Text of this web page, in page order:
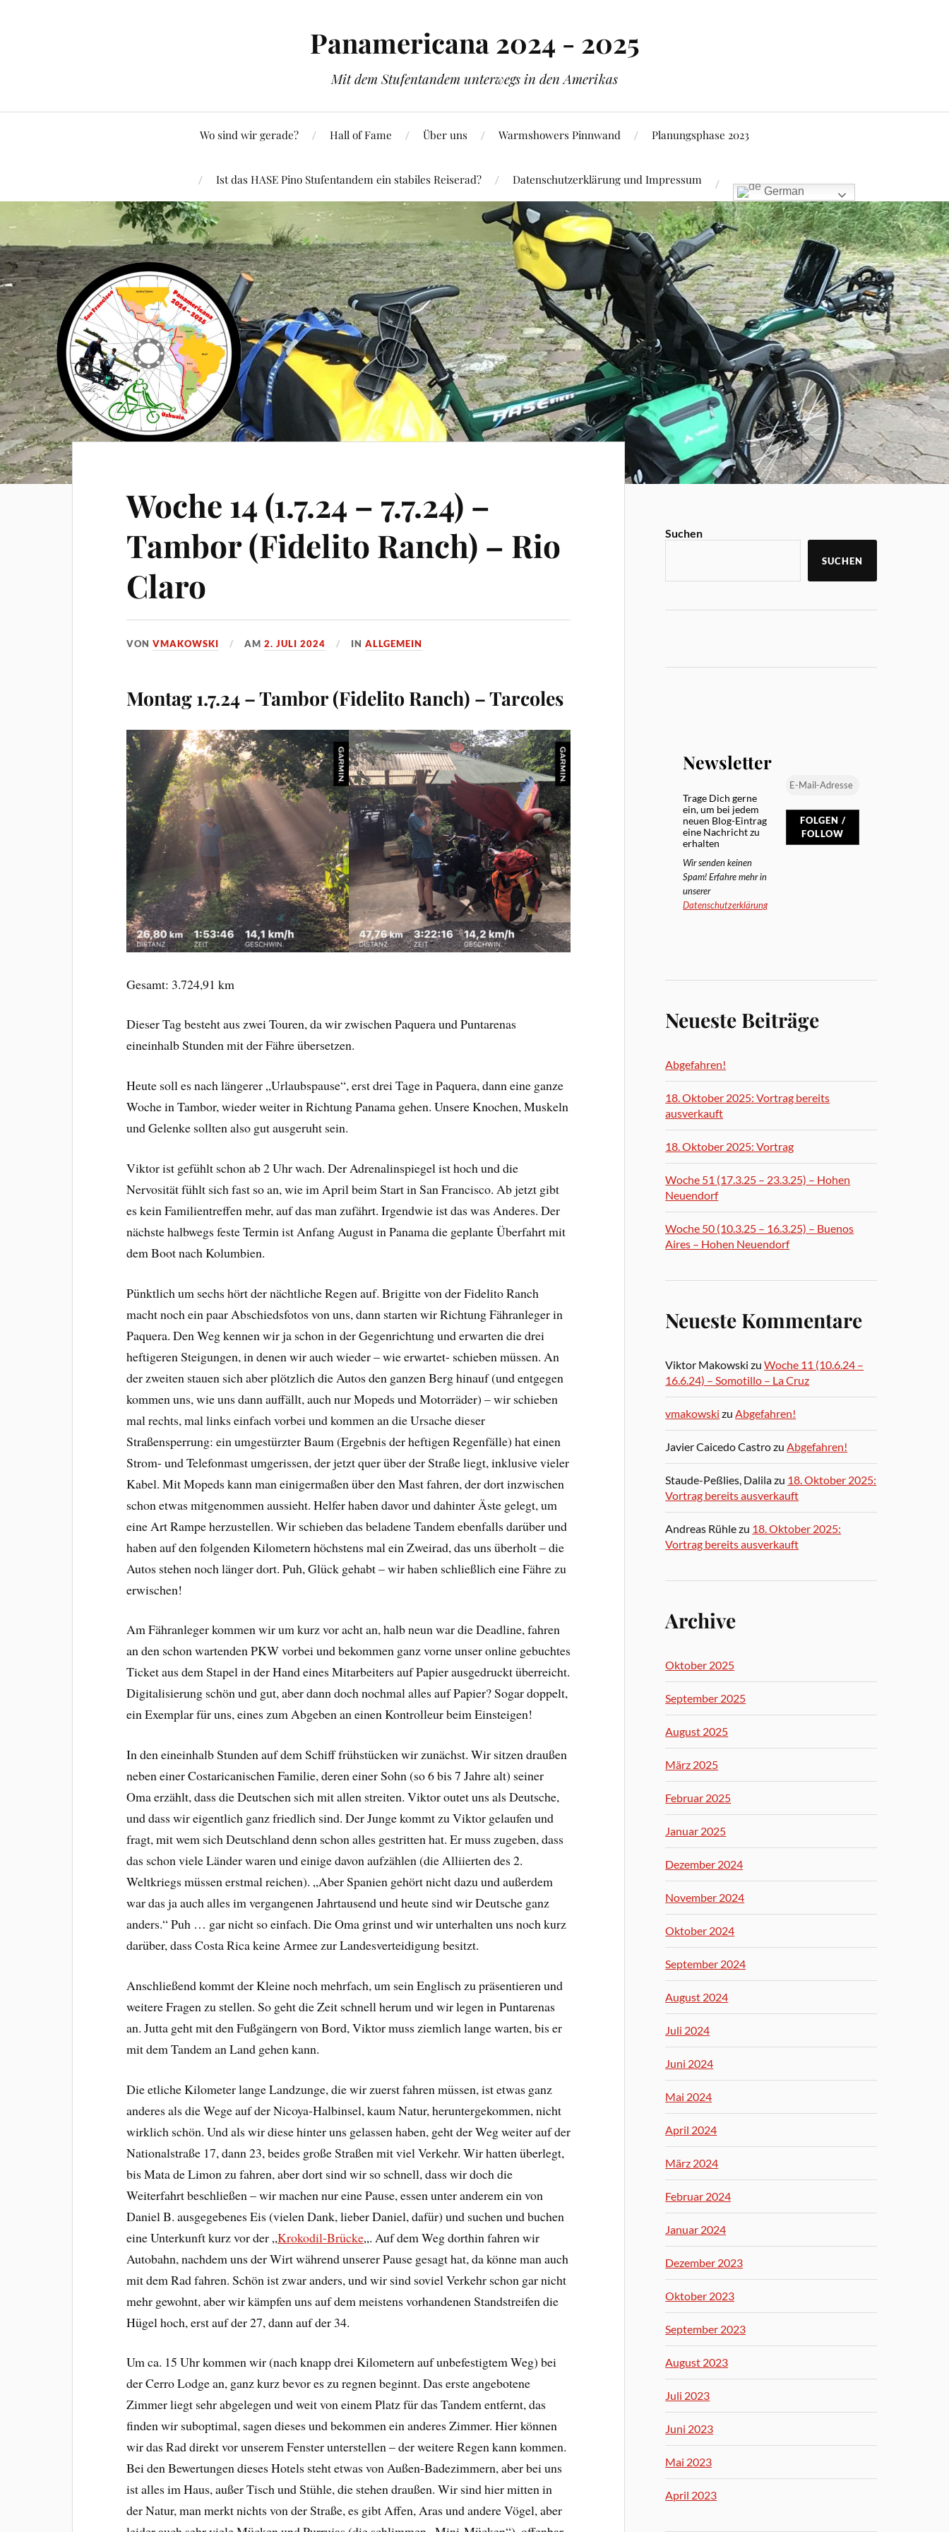
Panamericana 2024 - 2025
Mit dem Stufentandem unterwegs in den Amerikas
Wo sind wir gerade? Hall of Fame Über uns Warmshowers Pinnwand Planungsphase 2023
Ist das HASE Pino Stufentandem ein stabiles Reiserad? Datenschutzerklärung und Impressum
German
Woche 14 (1.7.24 – 7.7.24) –
Tambor (Fidelito Ranch) – Rio
Claro
VONVMAKOWSKI AM2. JULI 2024 INALLGEMEIN
Montag 1.7.24 – Tambor (Fidelito Ranch) – Tarcoles
Gesamt: 3.724,91 km
Dieser Tag besteht aus zwei Touren, da wir zwischen Paquera und Puntarenas
eineinhalb Stunden mit der Fähre übersetzen.
Heute soll es nach längerer „Urlaubspause“, erst drei Tage in Paquera, dann eine ganze
Woche in Tambor, wieder weiter in Richtung Panama gehen. Unsere Knochen, Muskeln
und Gelenke sollten also gut ausgeruht sein.
Viktor ist gefühlt schon ab 2 Uhr wach. Der Adrenalinspiegel ist hoch und die
Nervosität fühlt sich fast so an, wie im April beim Start in San Francisco. Ab jetzt gibt
es kein Familientreffen mehr, auf das man zufährt. Irgendwie ist das was Anderes. Der
nächste halbwegs feste Termin ist Anfang August in Panama die geplante Überfahrt mit
dem Boot nach Kolumbien.
Pünktlich um sechs hört der nächtliche Regen auf. Brigitte von der Fidelito Ranch
macht noch ein paar Abschiedsfotos von uns, dann starten wir Richtung Fähranleger in
Paquera. Den Weg kennen wir ja schon in der Gegenrichtung und erwarten die drei
heftigeren Steigungen, in denen wir auch wieder – wie erwartet- schieben müssen. An
der zweiten stauen sich aber plötzlich die Autos den ganzen Berg hinauf (und entgegen
kommen uns, wie uns dann auffällt, auch nur Mopeds und Motorräder) – wir schieben
mal rechts, mal links einfach vorbei und kommen an die Ursache dieser
Straßensperrung: ein umgestürzter Baum (Ergebnis der heftigen Regenfälle) hat einen
Strom- und Telefonmast umgerissen, der jetzt quer über der Straße liegt, inklusive vieler
Kabel. Mit Mopeds kann man einigermaßen über den Mast fahren, der dort inzwischen
schon etwas mitgenommen aussieht. Helfer haben davor und dahinter Äste gelegt, um
eine Art Rampe herzustellen. Wir schieben das beladene Tandem ebenfalls darüber und
haben auf den folgenden Kilometern höchstens mal ein Zweirad, das uns überholt – die
Autos stehen noch länger dort. Puh, Glück gehabt – wir haben schließlich eine Fähre zu
erwischen!
Am Fähranleger kommen wir um kurz vor acht an, halb neun war die Deadline, fahren
an den schon wartenden PKW vorbei und bekommen ganz vorne unser online gebuchtes
Ticket aus dem Stapel in der Hand eines Mitarbeiters auf Papier ausgedruckt überreicht.
Digitalisierung schön und gut, aber dann doch nochmal alles auf Papier? Sogar doppelt,
ein Exemplar für uns, eines zum Abgeben an einen Kontrolleur beim Einsteigen!
In den eineinhalb Stunden auf dem Schiff frühstücken wir zunächst. Wir sitzen draußen
neben einer Costaricanischen Familie, deren einer Sohn (so 6 bis 7 Jahre alt) seiner
Oma erzählt, dass die Deutschen sich mit allen streiten. Viktor outet uns als Deutsche,
und dass wir eigentlich ganz friedlich sind. Der Junge kommt zu Viktor gelaufen und
fragt, mit wem sich Deutschland denn schon alles gestritten hat. Er muss zugeben, dass
das schon viele Länder waren und einige davon aufzählen (die Alliierten des 2.
Weltkriegs müssen erstmal reichen). „Aber Spanien gehört nicht dazu und außerdem
war das ja auch alles im vergangenen Jahrtausend und heute sind wir Deutsche ganz
anders.“ Puh … gar nicht so einfach. Die Oma grinst und wir unterhalten uns noch kurz
darüber, dass Costa Rica keine Armee zur Landesverteidigung besitzt.
Anschließend kommt der Kleine noch mehrfach, um sein Englisch zu präsentieren und
weitere Fragen zu stellen. So geht die Zeit schnell herum und wir legen in Puntarenas
an. Jutta geht mit den Fußgängern von Bord, Viktor muss ziemlich lange warten, bis er
mit dem Tandem an Land gehen kann.
Die etliche Kilometer lange Landzunge, die wir zuerst fahren müssen, ist etwas ganz
anderes als die Wege auf der Nicoya-Halbinsel, kaum Natur, heruntergekommen, nicht
wirklich schön. Und als wir diese hinter uns gelassen haben, geht der Weg weiter auf der
Nationalstraße 17, dann 23, beides große Straßen mit viel Verkehr. Wir hatten überlegt,
bis Mata de Limon zu fahren, aber dort sind wir so schnell, dass wir doch die
Weiterfahrt beschließen – wir machen nur eine Pause, essen unter anderem ein von
Daniel B. ausgegebenes Eis (vielen Dank, lieber Daniel, dafür) und suchen und buchen
eine Unterkunft kurz vor der „Krokodil-Brücke„. Auf dem Weg dorthin fahren wir
Autobahn, nachdem uns der Wirt während unserer Pause gesagt hat, da könne man auch
mit dem Rad fahren. Schön ist zwar anders, und wir sind soviel Verkehr schon gar nicht
mehr gewohnt, aber wir kämpfen uns auf dem meistens vorhandenen Standstreifen die
Hügel hoch, erst auf der 27, dann auf der 34.
Um ca. 15 Uhr kommen wir (nach knapp drei Kilometern auf unbefestigtem Weg) bei
der Cerro Lodge an, ganz kurz bevor es zu regnen beginnt. Das erste angebotene
Zimmer liegt sehr abgelegen und weit von einem Platz für das Tandem entfernt, das
finden wir suboptimal, sagen dieses und bekommen ein anderes Zimmer. Hier können
wir das Rad direkt vor unserem Fenster unterstellen – der weitere Regen kann kommen.
Bei den Bewertungen dieses Hotels steht etwas von Außen-Badezimmern, aber bei uns
ist alles im Haus, außer Tisch und Stühle, die stehen draußen. Wir sind hier mitten in
der Natur, man merkt nichts von der Straße, es gibt Affen, Aras und andere Vögel, aber
Suchen
SUCHEN
Newsletter
Trage Dich gerne
ein, um bei jedem
neuen Blog-Eintrag
eine Nachricht zu
erhalten
Wir senden keinen
Spam! Erfahre mehr in
unserer
Datenschutzerklärung
Neueste Beiträge
Abgefahren!
18. Oktober 2025: Vortrag bereits
ausverkauft
18. Oktober 2025: Vortrag
Woche 51 (17.3.25 – 23.3.25) – Hohen
Neuendorf
Woche 50 (10.3.25 – 16.3.25) – Buenos
Aires – Hohen Neuendorf
Neueste Kommentare
Viktor Makowski zuWoche 11 (10.6.24 –
16.6.24) – Somotillo – La Cruz
vmakowski zuAbgefahren!
Javier Caicedo CastrozuAbgefahren!
Staude-Peßlies, Dalilazu 18. Oktober 2025:
Vortrag bereits ausverkauft
Andreas Rühlezu 18. Oktober 2025:
Vortrag bereits ausverkauft
Archive
Oktober 2025
September 2025
August 2025
März 2025
Februar 2025
Januar 2025
Dezember 2024
November 2024
Oktober 2024
September 2024
August 2024
Juli 2024
Juni 2024
Mai 2024
April 2024
März 2024
Februar 2024
Januar 2024
Dezember 2023
Oktober 2023
September 2023
August 2023
Juli 2023
Juni 2023
Mai 2023
April 2023